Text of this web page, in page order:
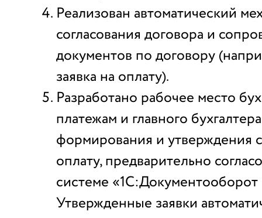
Реализован автоматический
согласования договора и
документов по договору
заявка на оплату).
Разработано рабочее место
платежам и главного
формирования и утверждения
оплату, предварительно
системе
Утвержденные заявки